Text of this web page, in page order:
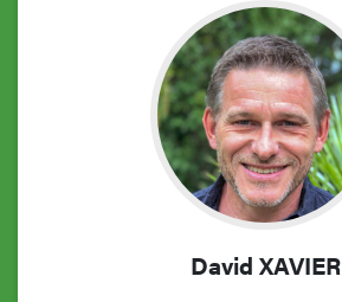
David XAVIER